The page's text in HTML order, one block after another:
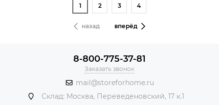
назад
1 2 3 4
вперёд
8-800-775-37-81
Заказать звонок
mail@storeforhome.ru
Склад: Москва, Переведеновский, 17 к.1